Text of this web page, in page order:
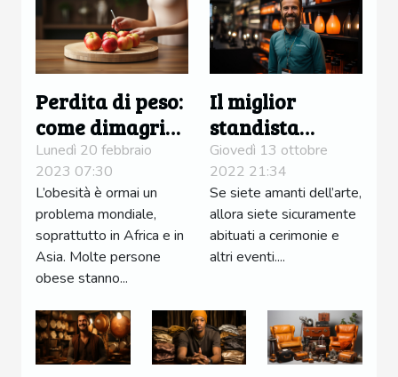
Perdita di peso:
come dimagrire
velocemente ?
Lunedì 20 febbraio
2023 07:30
L’obesità è ormai un
problema mondiale,
soprattutto in Africa e in
Asia. Molte persone
obese stanno...
Il miglior
standista
d'Italia:
scopriamo
questa azienda
Giovedì 13 ottobre
2022 21:34
Se siete amanti dell’arte,
allora siete sicuramente
abituati a cerimonie e
altri eventi....